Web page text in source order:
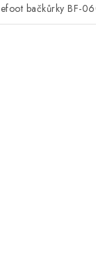
bačkůrky BF-